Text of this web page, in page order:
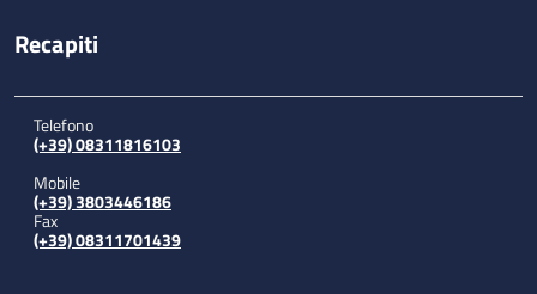
Recapiti
Telefono
(+39) 08311816103
Mobile
(+39) 3803446186
Fax
(+39) 08311701439